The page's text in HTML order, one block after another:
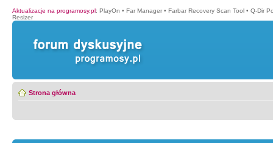
Aktualizacje na programosy.pl: PlayOn • Far Manager • Farbar Recovery Scan Tool • Q-Dir
Resizer
Strona główna